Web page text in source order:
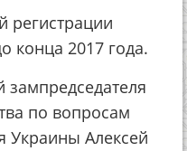
регистрации
конца 2017 года.
по вопросам
Украины Алексей